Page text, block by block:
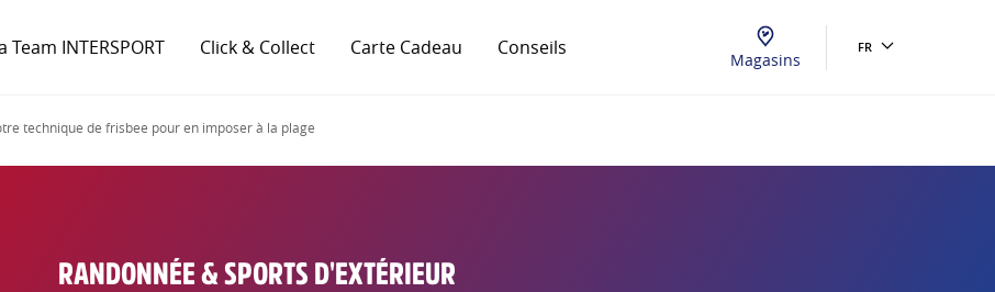
Team INTERSPORT Click & Collect Carte Cadeau Conseils Magasins
FR
technique de frisbee pour en imposer à la plage
RANDONNÉE & SPORTS D'EXTÉRIEUR